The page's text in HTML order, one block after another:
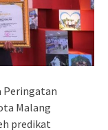
Peringatan
Malang
predikat